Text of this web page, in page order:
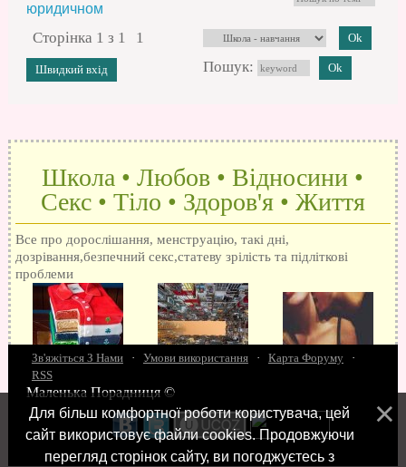
юридичном
Сторінка 1 з 1
1
Пошук:
Школа • Любов • Відносини •
Секс • Тіло • Здоров'я • Життя
Все про дорослішання, менструацію, такі дні,
дозрівання,безпечний секс,статеву зрілість та підліткові
проблеми
15 запитань про секс Як досягти оргазм
поцілунки Позбуваємось синців завагітніти після першого разу Хлопець хоче сексу
робити мінєт"Люблю" і "кохаю" різниця Про перший секс Займатися сексом
Зв'яжіться З Нами · Умови використання · Карта Форуму
·
RSS
Маленька Порадниця ©
Для більш комфортної роботи користувача, цей
сайт використовує файли cookies. Продовжуючи
перегляд сторінок сайту, ви погоджуєтесь з